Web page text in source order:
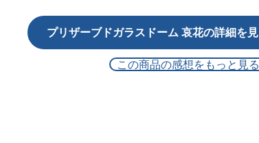
プリザーブドガラスドーム 哀花の詳細を
この商品の感想をもっと見る